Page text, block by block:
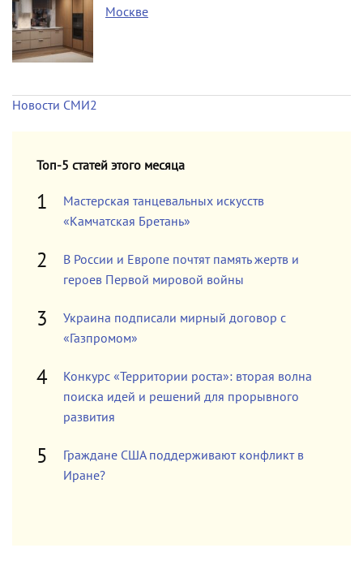
Москве
Новости СМИ2
Топ-5 статей этого месяца
Мастерская танцевальных искусств
«Камчатская Бретань»
В России и Европе почтят память жертв и
героев Первой мировой войны
Украина подписали мирный договор с
«Газпромом»
Конкурс «Территории роста»: вторая волна
поиска идей и решений для прорывного
развития
Граждане США поддерживают конфликт в
Иране?